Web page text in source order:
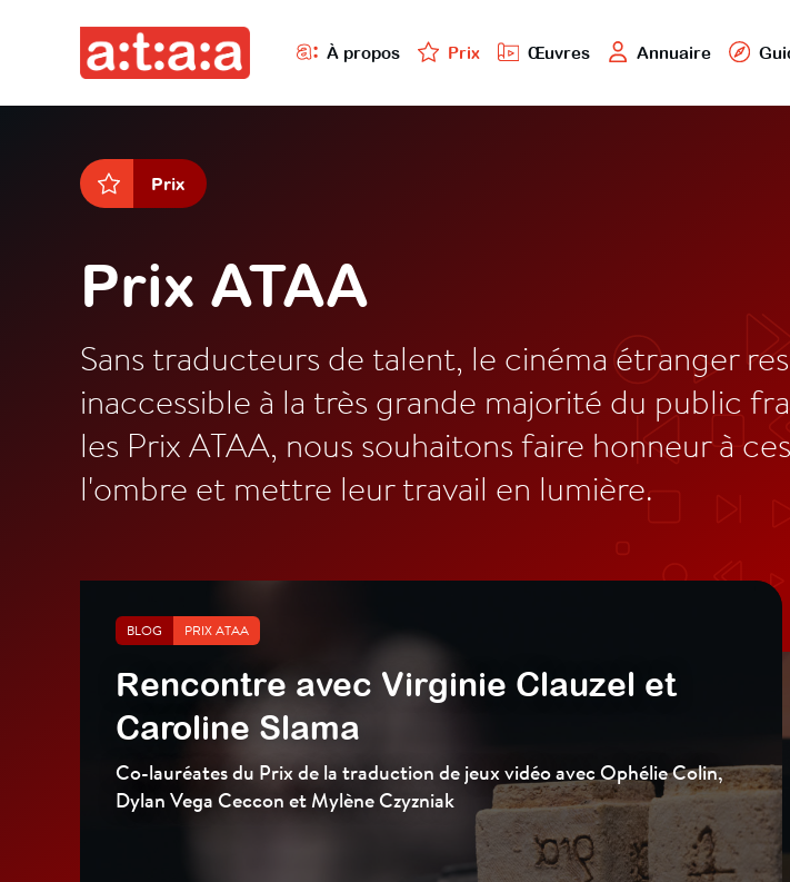
À propos Prix Œuvres Annuaire
Prix
Prix ATAA
Sans traducteurs de talent, le cinéma étranger
inaccessible à la très grande majorité du public
les Prix ATAA, nous souhaitons faire honneur à
l'ombre et mettre leur travail en lumière.
BLOG PRIX ATAA
Rencontre avec Virginie Clauzel et
Caroline Slama
Co-lauréates du Prix de la traduction de jeux vidéo avec Ophélie Colin,
Dylan Vega Ceccon et Mylène Czyzniak